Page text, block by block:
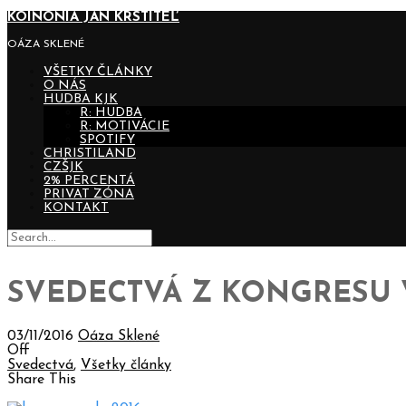
KOINONIA JÁN KRSTITEĽ
OÁZA SKLENÉ
VŠETKY ČLÁNKY
O NÁS
HUDBA KJK
R: HUDBA
R: MOTIVÁCIE
SPOTIFY
CHRISTILAND
CZŠJK
2% PERCENTÁ
PRIVAT ZÓNA
KONTAKT
SVEDECTVÁ Z KONGRESU
03/11/2016 Oáza Sklené
Off
Svedectvá, Všetky články
Share This